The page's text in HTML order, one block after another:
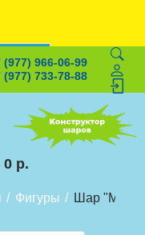
(977) 966-06-99
(977) 733-78-88
0 р.
Фигуры Шар "Мини